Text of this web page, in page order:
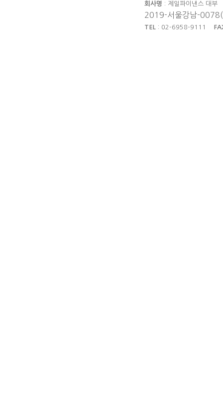
회사명 : 제일파이낸스 대
2019-서울강남-
TEL : 02-6958-9111